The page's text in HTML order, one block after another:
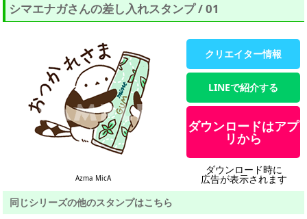
シマエナガさんの差し入れスタンプ / 01
Azma MicA
クリエイター情報
LINEで紹介する
ダウンロードはアプ
リから
ダウンロード時に
広告が表示されます
同じシリーズの他のスタンプはこちら